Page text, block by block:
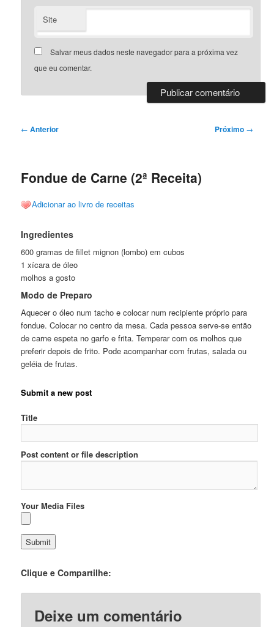
Site
Salvar meus dados neste navegador para a próxima vez
que eu comentar.
Navegação
← Anterior Próximo →
Fondue de Carne (2ª Receita)
Adicionar ao livro de receitas
Ingredientes
600 gramas de fillet mignon (lombo) em cubos
1 xícara de óleo
molhos a gosto
Modo de Preparo
Aquecer o óleo num tacho e colocar num recipiente próprio para
fondue. Colocar no centro da mesa. Cada pessoa serve-se então
de carne espeta no garfo e frita. Temperar com os molhos que
preferir depois de frito. Pode acompanhar com frutas, salada ou
geléia de frutas.
Submit a new post
Title
Post content or file description
Your Media Files
Clique e Compartilhe:
Deixe um comentário